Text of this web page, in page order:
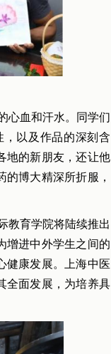
心血和汗水。同学们
以及作品的深刻含
地的新朋友，还让他
博大精深所折服，
教育学院将陆续推出
增进中外学生之间的
健康发展。上海中医
全面发展，为培养具